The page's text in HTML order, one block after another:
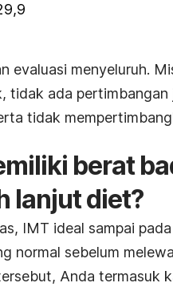
evaluasi menyeluruh.
tidak ada pertimbangan
tidak
berat
lanjut diet?
IMT ideal sampai
normal sebelum
Anda termasuk